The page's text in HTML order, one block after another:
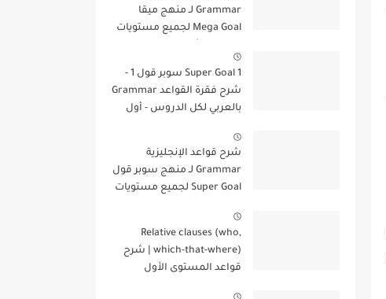
Grammar لـ منهج ميقا
Mega Goal لجميع مستويات
Super Goal 1 سوبر قول 1 -
شرح فقرة القواعد Grammar
بالعربي لكل الدروس - أول
الأول
شرح قواعد الإنجليزية
Grammar لـ منهج سوبر قول
Super Goal لجميع مستويات
Relative clauses (who,
which-that-where) | شرح
قواعد المستوى الأول